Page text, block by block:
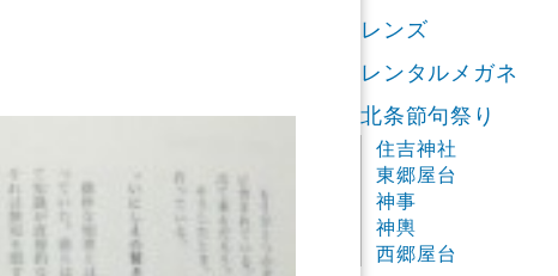
レンズ
レンタルメガネ
北条節句祭り
住吉神社
東郷屋台
神事
神輿
西郷屋台